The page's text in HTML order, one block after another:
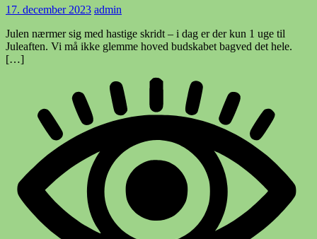
17. december 2023 admin
Julen nærmer sig med hastige skridt – i dag er der kun 1 uge til
Juleaften. Vi må ikke glemme hoved budskabet bagved det hele.
[…]